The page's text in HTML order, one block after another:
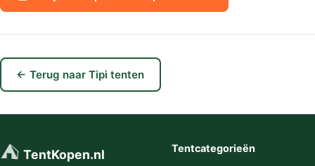
← Terug naar Tipi tenten
⛺ TentKopen.nl Tentcategorieën